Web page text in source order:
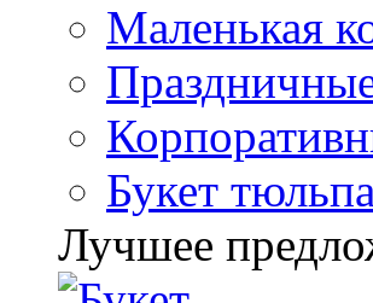
Маленькая
Букет
Лучшее